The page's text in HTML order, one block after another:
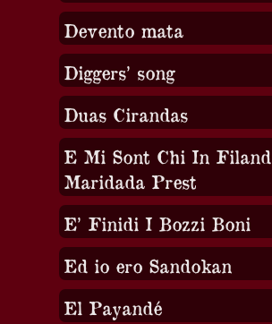
Devento mata
Diggers’ song
Duas Cirandas
E Mi Sont Chi In
Maridada Prest
E’ Finidi I Bozzi Boni
Ed io ero Sandokan
El Payandé